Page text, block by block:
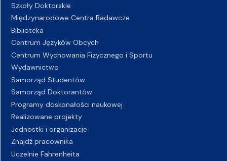
Szkoły Doktorskie
Międzynarodowe Centra Badawcze
Biblioteka
Centrum Języków Obcych
Centrum Wychowania Fizycznego i Sportu
Wydawnictwo
Samorząd Studentów
Samorząd Doktorantów
Programy doskonałości naukowej
Realizowane projekty
Jednostki i organizacje
Znajdź pracownika
Uczelnie Fahrenheita